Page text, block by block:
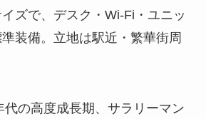
ズで、デスク・Wi-Fi・ユニッ
装備。立地は駅近・繁華街周
代の高度成長期、サラリーマン